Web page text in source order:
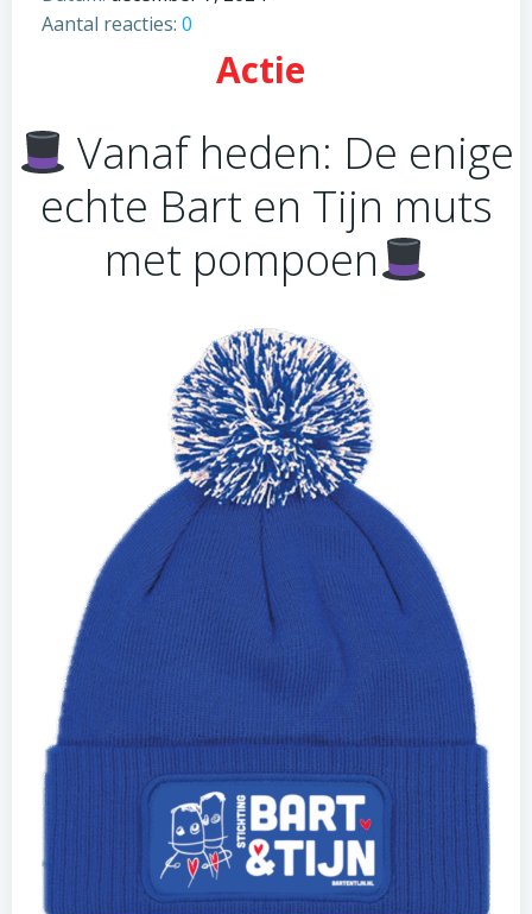
Aantal reacties: 0
Actie
Vanaf heden: De enige
echte Bart en Tijn muts
met pompoen